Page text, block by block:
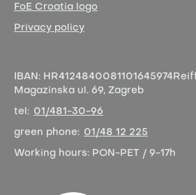
FoE Croatia logo
Privacy policy
IBAN: HR4124840081101645974
Magazinska ul. 69, Zagreb
tel: 01/481-30-96
green phone: 01/48 12 225
Working hours: PON-PET / 9-17h